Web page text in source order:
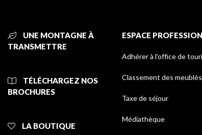
UNE MONTAGNE À
TRANSMETTRE
TÉLÉCHARGEZ NOS
BROCHURES
LA BOUTIQUE
ESPACE
Adhérer à l'office de
Classement des meublés
Taxe de séjour
Médiathèque